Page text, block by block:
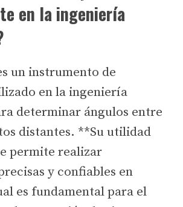
en la ingeniería
un instrumento de
en la ingeniería
determinar ángulos entre
distantes. **Su utilidad
permite realizar
y confiables en
es fundamental para el